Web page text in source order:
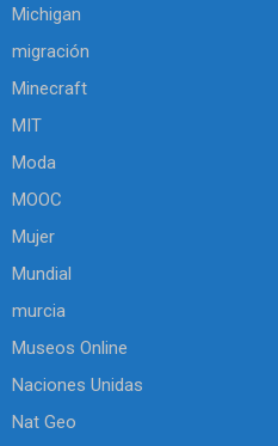
Michigan
migración
Minecraft
MIT
Moda
MOOC
Mujer
Mundial
murcia
Museos Online
Naciones Unidas
Nat Geo